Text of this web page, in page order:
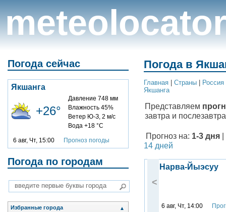
meteolocator
Погода сейчас
Якшанга
+26°
Давление 748 мм
Влажность 45%
Ветер Ю-З, 2 м/с
Вода +18 °C
6 авг, Чт, 15:00 Прогноз погоды
Погода по городам
Избранные города ▲
Погода в
Главная Cтраны Россия
Якшанга
Представляем
завтра и
Прогноз на: 1-3 дня
14 дней
<
Нарва-Йыэсуу
6 авг, Чт, 14:00